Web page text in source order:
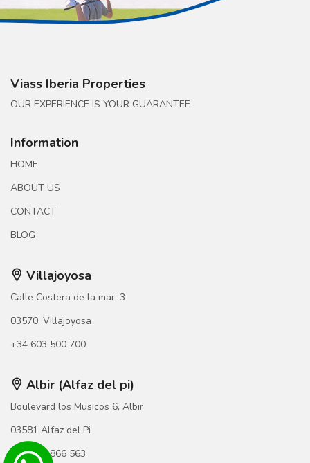
Viass Iberia Properties
OUR EXPERIENCE IS YOUR GUARANTEE
Information
HOME
ABOUT US
CONTACT
BLOG
Villajoyosa
Calle Costera de la mar, 3
03570, Villajoyosa
+34 603 500 700
Albir (Alfaz del pi)
Boulevard los Musicos 6, Albir
03581 Alfaz del Pi
+34 966 866 563